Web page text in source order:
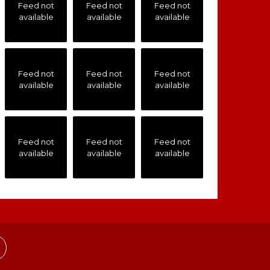
Feed not
available
Feed not
available
Feed not
available
Feed not
available
Feed not
available
Feed not
available
Feed not
available
Feed not
available
Feed not
available